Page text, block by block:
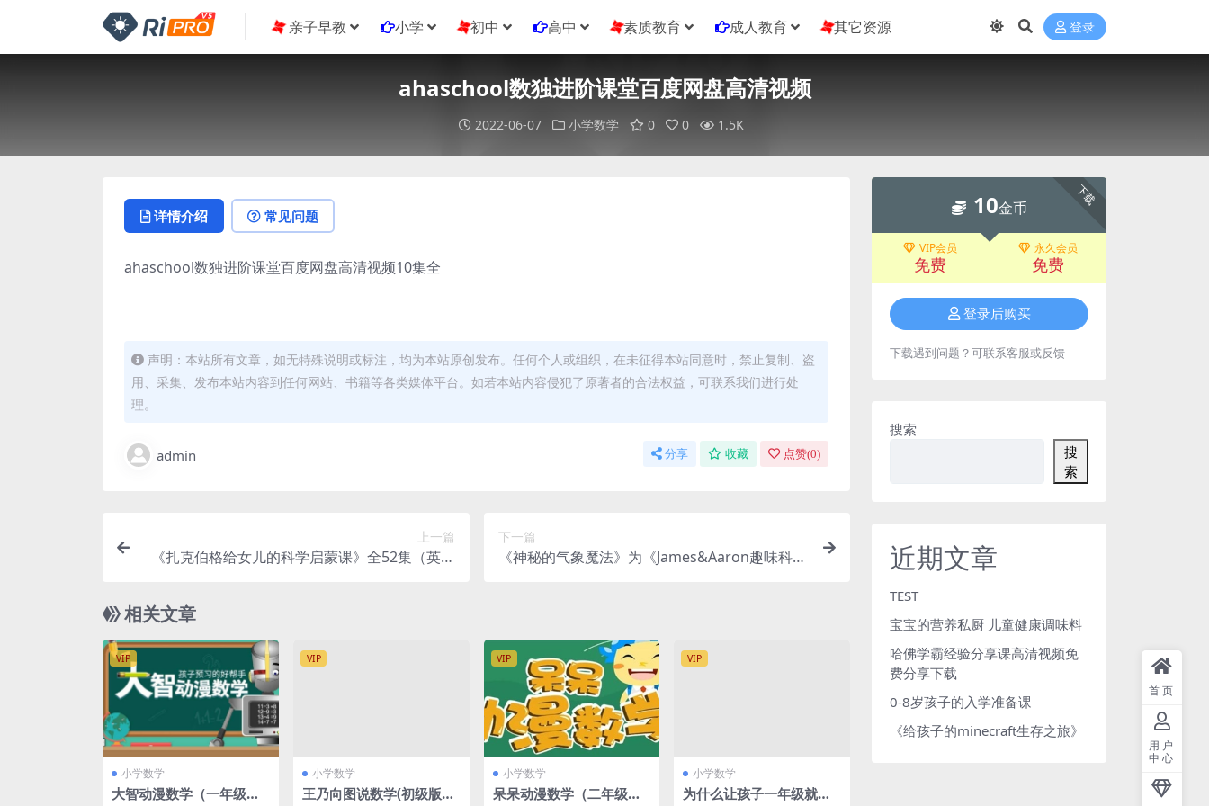
亲子早教 小学 初中 高中 素质教育 成人教育 其它资源 登录
ahaschool数独进阶课堂百度网盘高清视频
2022-06-07 小学数学 0 0 1.5K
详情介绍 常见问题
ahaschool数独进阶课堂百度网盘高清视频10集全
声明：本站所有文章，如无特殊说明或标注，均为本站原创发布。任何个人或组织，在未征得本站同意时，禁止复制、盗
用、采集、发布本站内容到任何网站、书籍等各类媒体平台。如若本站内容侵犯了原著者的合法权益，可联系我们进行处
理。
admin 分享 收藏 点赞(0)
上一篇
《扎克伯格给女儿的科学启蒙课》全52集（英文
下一篇
《神秘的气象魔法》为《James&Aaron趣味科学
津有味学习科学的过程中，提升英语水平。我们
日常生活中见到的很多天气现象，比如降雨、下
雪、雾霾、雷电等，都充满了神秘和力量，这些
都是大自然的“运行方程式”，能够激发孩子的好
奇心。
相关文章
VIP
小学数学
大智动漫数学（一年级
VIP
小学数学
王乃向图说数学(初级版
VIP
小学数学
呆呆动漫数学（二年级
VIP
小学数学
为什么让孩子一年级就学
下载
10金币
VIP会员
免费
永久会员
免费
登录后购买
下载遇到问题？可联系客服或反馈
搜索
搜
索
近期文章
TEST
宝宝的营养私厨 儿童健康调味料
哈佛学霸经验分享课高清视频免
费分享下载
0-8岁孩子的入学准备课
《给孩子的minecraft生存之旅》
首页
用户
中心